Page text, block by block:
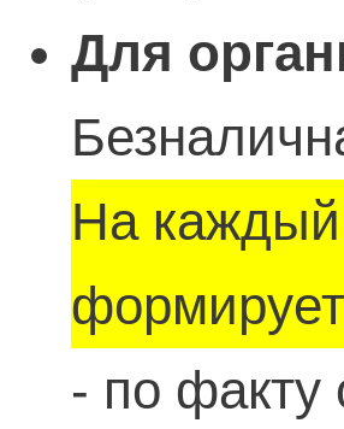
Для
На каждый
- по факту